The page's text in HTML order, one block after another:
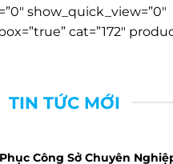
show_quick_view=”0″
cat=”172″
TIN TỨC MỚI
Vải May Đồng Phục Mùa Hè